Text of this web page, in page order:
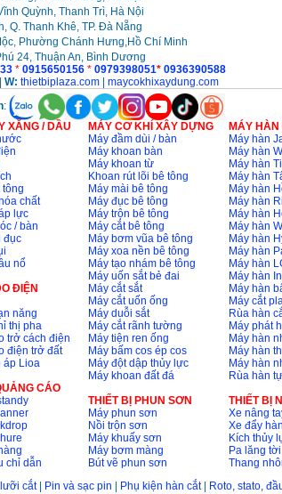
Quỳnh, Thanh Trì, Hà Nội
Q. Thanh Khê, TP. Đà Nẵng
Phường Chánh Hưng,Hồ Chí Minh
24, Thuận An, Bình Dương
* 0915650156* 0979398051* 0936390588
W: thietbiplaza.com| maycokhixaydung.com
:
XĂNG / DẦU
tông
chất
lực
/ bàn
đục
nổ
ĐIỆN
năng
thị pha
trở cách điện
điện trở đất
áp Lioa
CÁO
chỉ dẫn
MÁY CƠ KHÍ XÂY DỰNG
Máy đầm dùi / bàn
Máy khoan bàn
Máy khoan từ
Khoan rút lõi bê tông
Máy mài bê tông
Máy đục bê tông
Máy trộn bê tông
Máy cắt bê tông
Máy bơm vũa bê tông
Máy xoa nền bê tông
Máy tạo nhám bê tông
Máy uốn sắt bẻ đai
Máy cắt sắt
Máy cắt uốn ống
Máy duỗi sắt
Máy cắt rãnh tường
Máy tiện ren ống
Máy bấm cos ép cos
Máy đột dập thủy lực
Máy khoan đất đá
THIẾT BỊ PHUN SƠN
Máy phun sơn
Nồi trộn sơn
Máy khuấy sơn
Máy bơm màng
Bút vẽ phun sơn
MÁY HÀN
Máy hàn
Máy hàn
Máy hàn
Máy hàn
Máy hàn
Máy hàn
Máy hàn
Máy hàn
Máy hàn
Máy hàn
Máy hàn
Máy hàn
Máy hàn
Máy cắt
Rùa hàn
Máy phát
Máy hàn
Máy hàn
Máy hàn
Rùa hàn
THIẾT BỊ
Xe nâng
Xe đẩy
Kích thủy
Pa lăng
Thang
cắt| Pin và sạc pin Phụ kiện hàn cắt| Roto, stato,